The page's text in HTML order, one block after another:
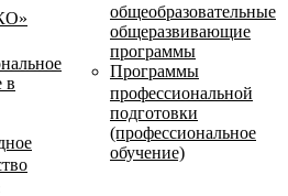
в
общеобразовательные
общеразвивающие
программы
Программы
профессиональной
подготовки
(профессиональное
обучение)